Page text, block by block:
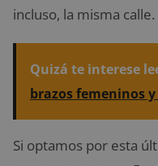
incluso, la misma calle.
Quizá te interese
brazos femeninos
Si optamos por esta